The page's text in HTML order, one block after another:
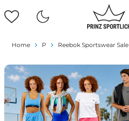
Home P Reebok Sportswear Sale